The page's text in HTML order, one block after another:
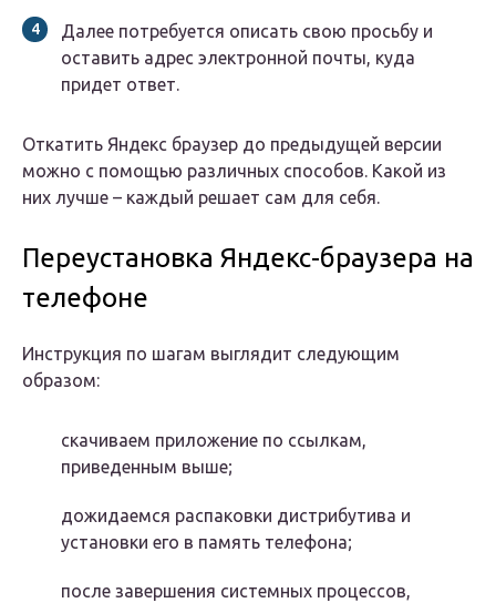
Далее потребуется описать свою просьбу и
оставить адрес электронной почты, куда
придет ответ.
Откатить Яндекс браузер до предыдущей версии
можно с помощью различных способов. Какой из
них лучше – каждый решает сам для себя.
Переустановка Яндекс-браузера на
телефоне
Инструкция по шагам выглядит следующим
образом:
скачиваем приложение по ссылкам,
приведенным выше;
дожидаемся распаковки дистрибутива и
установки его в память телефона;
после завершения системных процессов,